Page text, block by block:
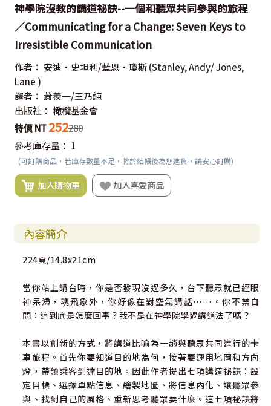
神學院沒教的講道祕訣--一個和聽眾共同參與的旅程
／Communicating for a Change: Seven Keys to
Irresistible Communication
作者： 安迪‧史坦利/藍恩‧瓊斯 (Stanley, Andy/ Jones,
Lane )
譯者： 蕭羨一/王乃純
出版社： 橄欖基金會
特價 NT 252280
參考庫存量： 1
(可訂購商品，若庫存數量不足，將於結帳後為您進貨，請安心訂購)
加入購物車 加入喜愛商品
內容簡介
224頁/14.8x21cm
當你站上講台時，你是否發現沒過多久，台下聽眾就已經眼
神呆滯，魂飛象外，你好像在對空氣講話……。你不禁自
問：這到底是怎麼回事？我不是在神學院學過講道法了嗎？
本書以創新的方式，將講道比喻為一趟與聽眾共同進行的卡
車旅程。首先你要知道目的地為何，接著要運用地圖和方向
燈，帶領乘客到達目的地。因此作者提出七項講道祕訣：設
定目標、選擇單點信息、繪製地圖、將信息內化、讓聽眾參
與、找到自己的風格、重新思考聽眾要什麼。這七項祕訣將